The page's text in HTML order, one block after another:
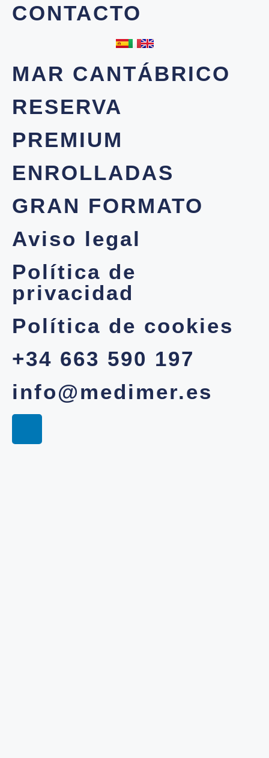
CONTACTO
MAR CANTÁBRICO
RESERVA
PREMIUM
ENROLLADAS
GRAN FORMATO
Aviso legal
Política de
privacidad
Política de cookies
+34 663 590 197
info@medimer.es